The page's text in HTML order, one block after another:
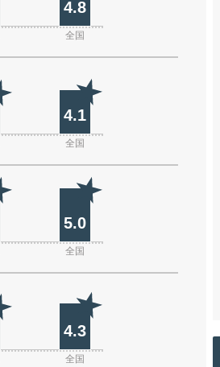
4.8
全国
4.1
全国
5.0
全国
4.3
全国